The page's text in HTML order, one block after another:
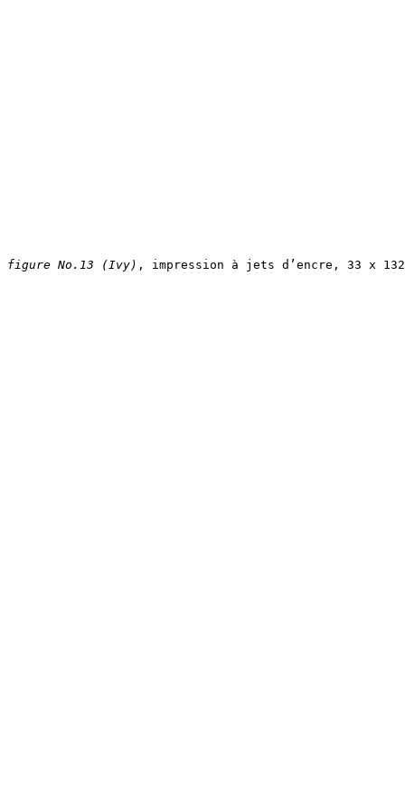
figure No.13 (Ivy) , impression à jets d’encre, 33 x 132